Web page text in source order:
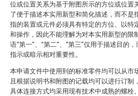
位或位置关系为基于附图所示的方位或位置
了便于描述本实用新型和简化描述，而不是
指的装置或元件必须具有特定的方位、以特
和操作，因此不能理解为对本实用新型的限
语“第一”、“第二”、“第三”仅用于描述目的
指示或暗示相对重要性。
本申请文件中使用到的标准零件均可以从市
且根据说明书和附图的记载均可以进行订制
具体连接方式均采用现有技术中成熟的螺栓